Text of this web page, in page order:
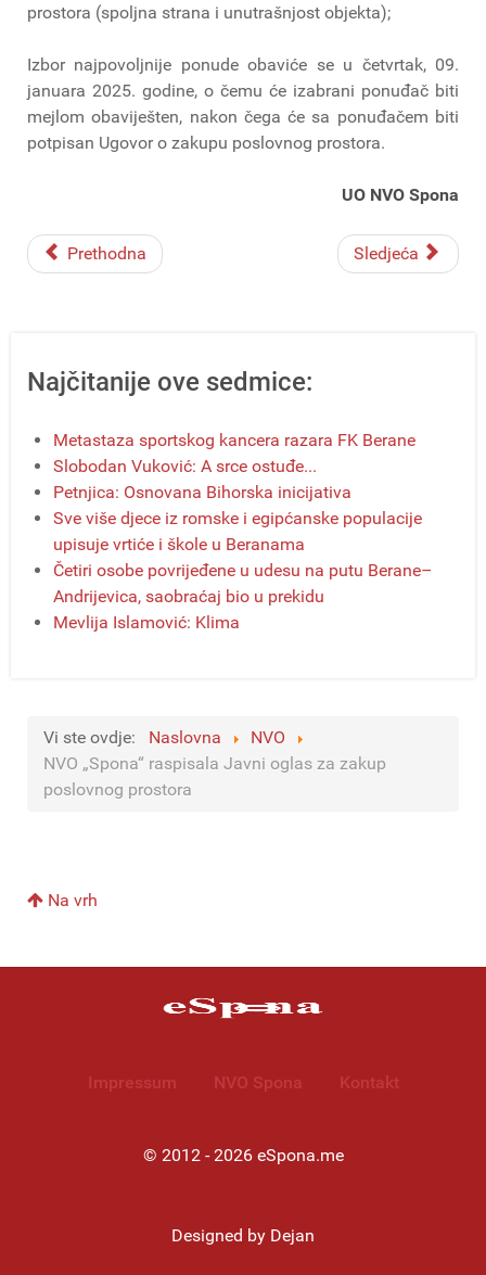
prostora (spoljna strana i unutrašnjost objekta);
Izbor najpovoljnije ponude obaviće se u četvrtak, 09.
januara 2025. godine, o čemu će izabrani ponuđač biti
mejlom obaviješten, nakon čega će sa ponuđačem biti
potpisan Ugovor o zakupu poslovnog prostora.
UO NVO Spona
Prethodna Sledjeća
Najčitanije ove sedmice:
Metastaza sportskog kancera razara FK Berane
Slobodan Vuković: A srce ostuđe...
Petnjica: Osnovana Bihorska inicijativa
Sve više djece iz romske i egipćanske populacije
upisuje vrtiće i škole u Beranama
Četiri osobe povrijeđene u udesu na putu Berane–
Andrijevica, saobraćaj bio u prekidu
Mevlija Islamović: Klima
Vi ste ovdje: Naslovna
NVO
NVO „Spona“ raspisala Javni oglas za zakup
poslovnog prostora
Na vrh
Impressum NVO Spona Kontakt
© 2012 - 2026 eSpona.me
Designed by Dejan